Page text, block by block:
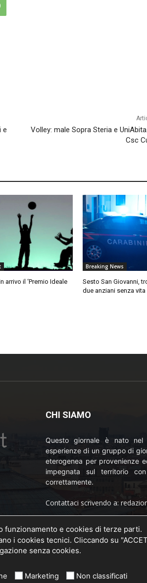
e
Volley: male Sopra Steria e
Csc
arrivo il ‘Premio Ideale
Breaking News
Sesto San Giovanni,
due anziani senza vita
della
del
CHI SIAMO
Questo giornale è nato
esperienze di un gruppo di
eterogenea per provenienze
impegnata sul territorio
correttamente.
Contattaci scrivendo a:
Pubblicità:
Tel. 389 1492573
funzionamento e cookies di terze parti.
i cookies tecnici. Cliccando su
senza cookies.
Marketing Non classificati